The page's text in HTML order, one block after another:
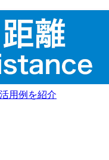
用例を紹介